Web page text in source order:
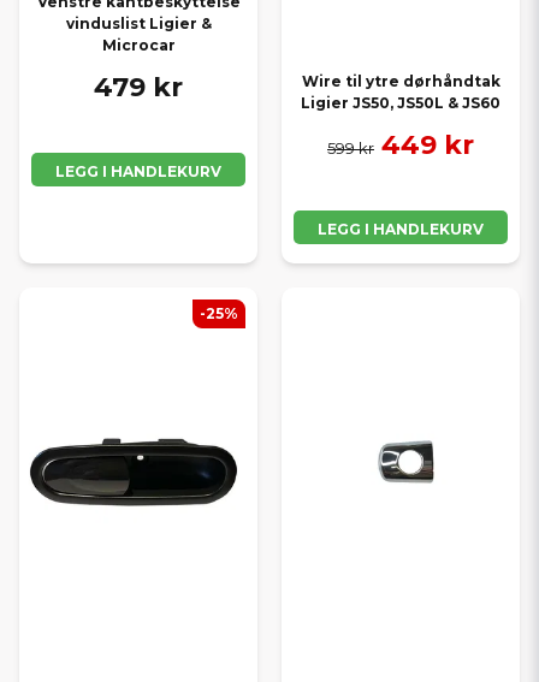
vinduslist Ligier &
Microcar
479 kr
LEGG I HANDLEKURV
Wire til ytre dørhåndtak
Ligier JS50, JS50L & JS60
599 kr 449 kr
LEGG I HANDLEKURV
-25%